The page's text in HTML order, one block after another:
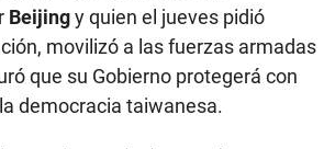
Beijingy quien el jueves pidió
movilizó a las fuerzas armadas
que su Gobierno protegerá con
la democracia taiwanesa.